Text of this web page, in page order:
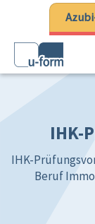
Zum Hauptinhalt
IHK-
IHK-
Beruf